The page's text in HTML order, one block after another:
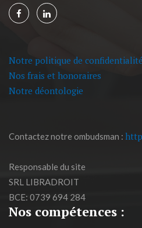
Notre politique de confidentialité
Nos frais et honoraires
Notre déontologie
Contactez notre ombudsman :
Responsable du site
SRL LIBRADROIT
BCE: 0739 694 284
Nos compétences :